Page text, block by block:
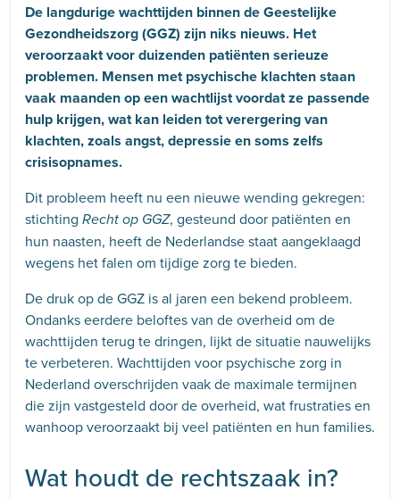
De langdurige wachttijden binnen de Geestelijke
Gezondheidszorg (GGZ) zijn niks nieuws. Het
veroorzaakt voor duizenden patiënten serieuze
problemen. Mensen met psychische klachten staan
vaak maanden op een wachtlijst voordat ze passende
hulp krijgen, wat kan leiden tot verergering van
klachten, zoals angst, depressie en soms zelfs
crisisopnames.
Dit probleem heeft nu een nieuwe wending gekregen:
stichting Recht op GGZ, gesteund door patiënten en
hun naasten, heeft de Nederlandse staat aangeklaagd
wegens het falen om tijdige zorg te bieden.
De druk op de GGZ is al jaren een bekend probleem.
Ondanks eerdere beloftes van de overheid om de
wachttijden terug te dringen, lijkt de situatie nauwelijks
te verbeteren. Wachttijden voor psychische zorg in
Nederland overschrijden vaak de maximale termijnen
die zijn vastgesteld door de overheid, wat frustraties en
wanhoop veroorzaakt bij veel patiënten en hun families.
Wat houdt de rechtszaak in?